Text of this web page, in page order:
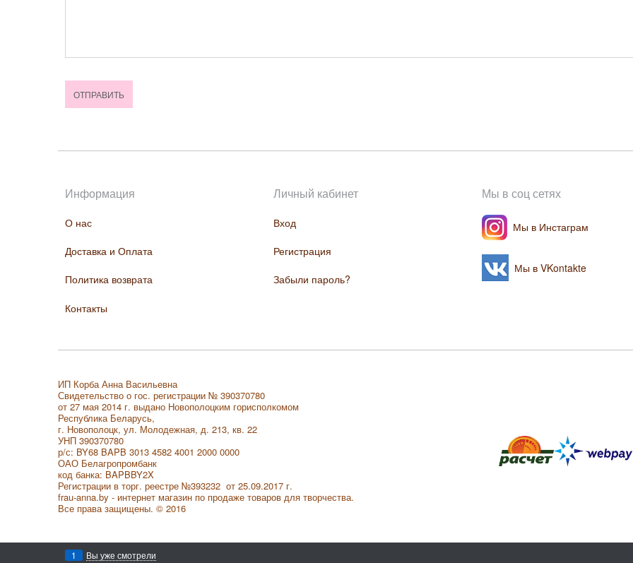
Информация
О нас
Доставка и Оплата
Политика возврата
Контакты
Личный кабинет
Вход
Регистрация
Забыли пароль?
Мы в соц сетях
Мы в Инстаграм
Мы в VKontakte
ИП Корба Анна Васильевна
Свидетельство о гос. регистрации № 390370780
от 27 мая 2014 г. выдано Новополоцким горисполкомом
Республика Беларусь,
г. Новополоцк, ул. Молодежная, д. 213, кв. 22
УНП 390370780
р/с: BY68 BAPB 3013 4582 4001 2000 0000
ОАО Белагропромбанк
код банка: BAPBBY2X
Регистрации в торг. реестре №393232 от 25.09.2017 г.
frau-anna.by - интернет магазин по продаже товаров для творчества.
Все права защищены. © 2016
1 Вы уже смотрели